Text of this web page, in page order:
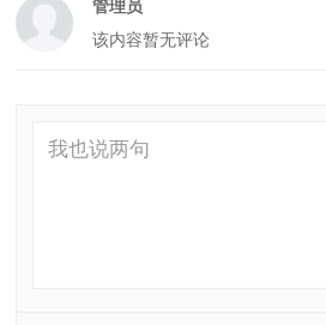
管理员
该内容暂无评论